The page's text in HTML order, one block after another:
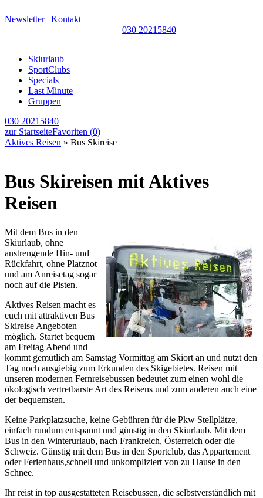
Newsletter| Kontakt
030 20215840
Skiurlaub
SportClubs
Specials
Last Minute
Gruppen
030 20215840
zur StartseiteFavoriten (0)
Aktives Reisen » Bus Skireise
Bus Skireisen mit Aktives
Reisen
Mit dem Bus in den
Skiurlaub, ohne
anstrengende Hin- und
Rückfahrt, ohne Platznot
und am Anreisetag sogar
noch auf die Pisten.
Aktives Reisen macht es
euch mit attraktiven Bus
Skireise Angeboten
möglich. Startet bequem
am Freitag Abend und
kommt gemütlich am Samstag Vormittag am Skiort an und nutzt den
Tag noch ausgiebig zum Erkunden des Skigebietes. Reisen mit
unseren modernen Fernreisebussen bedeutet zum einen wohl die
ökologisch vertretbarste Art des Reisens und zum anderen auch eine
der bequemsten.
Keine Parkplatzsuche, keine Gebühren für die Pkw Stellplätze,
einfach rundum entspannt und günstig in den Skiurlaub. Mit dem
Bus in den Winterurlaub, nach Frankreich, Österreich oder die
Schweiz. Günstig mit dem Bus in den Sportclub, das Appartement
oder Ferienhaus,schnell und unkompliziert von zu Hause in den
Schnee.
Ihr reist in top ausgestatteten Reisebussen, die selbstverständlich mit